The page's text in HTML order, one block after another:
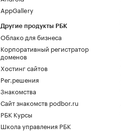
AppGallery
Другие продукты РБК
Облако для бизнеса
Корпоративный регистратор
доменов
Хостинг сайтов
Рег.решения
Знакомства
Сайт знакомств podbor.ru
РБК Курсы
Школа управления РБК